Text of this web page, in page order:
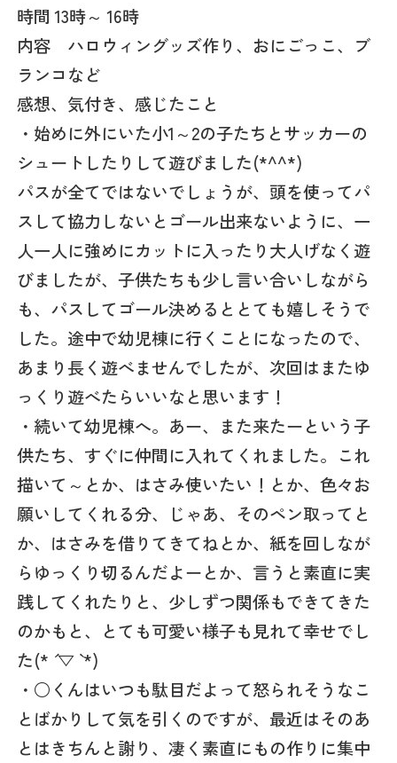
時間 13時～ 16時
内容 ハロウィングッズ作り、おにごっこ、ブ
ランコなど
感想、気付き、感じたこと
・始めに外にいた小1～2の子たちとサッカーの
シュートしたりして遊びました(*^^*)
パスが全てではないでしょうが、頭を使ってパ
スして協力しないとゴール出来ないように、一
人一人に強めにカットに入ったり大人げなく遊
びましたが、子供たちも少し言い合いしながら
も、パスしてゴール決めるととても嬉しそうで
した。途中で幼児棟に行くことになったので、
あまり長く遊べませんでしたが、次回はまたゆ
っくり遊べたらいいなと思います！
・続いて幼児棟へ。あー、また来たーという子
供たち、すぐに仲間に入れてくれました。これ
描いて～とか、はさみ使いたい！とか、色々お
願いしてくれる分、じゃあ、そのペン取ってと
か、はさみを借りてきてねとか、紙を回しなが
らゆっくり切るんだよーとか、言うと素直に実
践してくれたりと、少しずつ関係もできてきた
のかもと、とても可愛い様子も見れて幸せでし
た(* ´ ▽ ` *)
・○くんはいつも駄目だよって怒られそうなこ
とばかりして気を引くのですが、最近はそのあ
とはきちんと謝り、凄く素直にもの作りに集中